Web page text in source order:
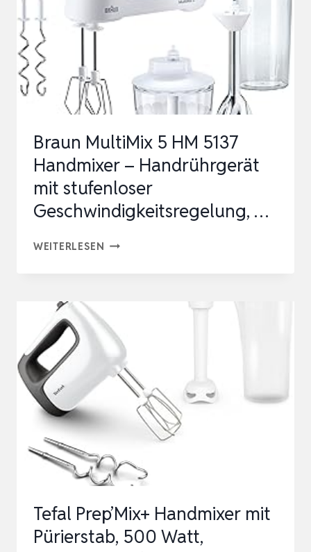
EDELSTAHL-
PÜRIERSTAB,
BECHER,
SP…
Braun MultiMix 5 HM 5137
Handmixer – Handrührgerät
mit stufenloser
Geschwindigkeitsregelung, …
WEITERLESEN BRAUN
5137
HANDMIXER
HANDRÜHRGERÄT
MIT
STUFENLOSER
GESCHWINDIGKEITSREGELUNG,
…
Tefal Prep’Mix+ Handmixer mit
Pürierstab, 500 Watt,